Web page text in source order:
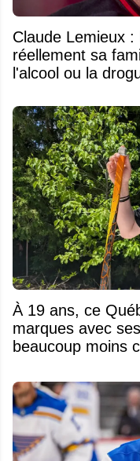
Claude Lemieux
réellement sa
l'alcool ou la
À 19 ans, ce
marques avec
beaucoup moins